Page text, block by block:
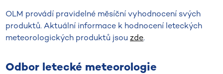
OLM provádí pravidelné měsíční vyhodnocení svých
produktů. Aktuální informace k hodnocení leteckých
meteorologických produktů jsouzde.
Odbor letecké meteorologie